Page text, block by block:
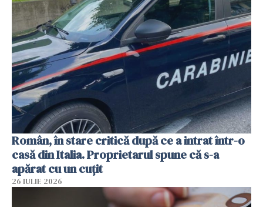
Român, în stare critică după ce a intrat într-o
casă din Italia. Proprietarul spune că s-a
apărat cu un cuțit
26 IULIE 2026